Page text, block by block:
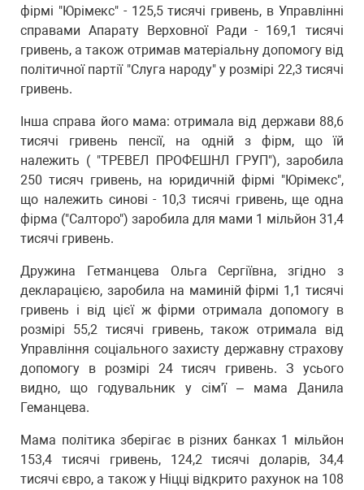
фірмі "Юрімекс" - 125,5 тисячі гривень, в Управлінні
справами Апарату Верховної Ради - 169,1 тисячі
гривень, а також отримав матеріальну допомогу від
політичної партії "Слуга народу" у розмірі 22,3 тисячі
гривень.
Інша справа його мама: отримала від держави 88,6
тисячі гривень пенсії, на одній з фірм, що їй
належить ( "ТРЕВЕЛ ПРОФЕШНЛ ГРУП"), заробила
250 тисяч гривень, на юридичній фірмі "Юрімекс",
що належить синові - 10,3 тисячі гривень, ще одна
фірма ("Салторо") заробила для мами 1 мільйон 31,4
тисячі гривень.
Дружина Гетманцева Ольга Сергіївна, згідно з
декларацією, заробила на маминій фірмі 1,1 тисячі
гривень і від цієї ж фірми отримала допомогу в
розмірі 55,2 тисячі гривень, також отримала від
Управління соціального захисту державну страхову
допомогу в розмірі 24 тисяч гривень. З усього
видно, що годувальник у сім'ї – мама Данила
Геманцева.
Мама політика зберігає в різних банках 1 мільйон
153,4 тисячі гривень, 124,2 тисячі доларів, 34,4
тисячі євро, а також у Ніцці відкрито рахунок на 108